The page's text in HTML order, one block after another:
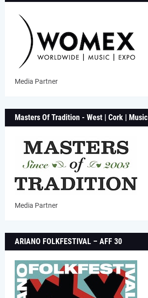
Media Partner
Masters Of Tradition - West | Cork | Music
Media Partner
ARIANO FOLKFESTIVAL – AFF 30